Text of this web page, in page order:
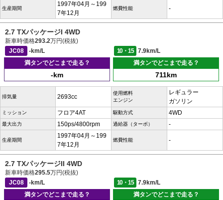
生産期間
1997年04月～199
7年12月
燃費性能 -
2.7 TXパッケージI 4WD
新車時価格293.2万円(税抜)
JC08
-km/L 10・15
7.9km/L
満タンでどこまで走る？
-km
満タンでどこまで走る？
711km
排気量 2693cc
使用燃料
エンジン
レギュラー
ガソリン
ミッション フロア4AT 駆動方式 4WD
最大出力 150ps/4800rpm 過給器（ターボ） -
生産期間
1997年04月～199
7年12月
燃費性能 -
2.7 TXパッケージII 4WD
新車時価格295.5万円(税抜)
JC08
-km/L 10・15
7.9km/L
満タンでどこまで走る？
満タンでどこまで走る？